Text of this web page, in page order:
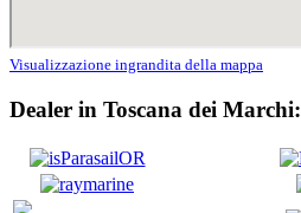
Visualizzazione ingrandita della mappa
Dealer in Toscana dei Marchi: